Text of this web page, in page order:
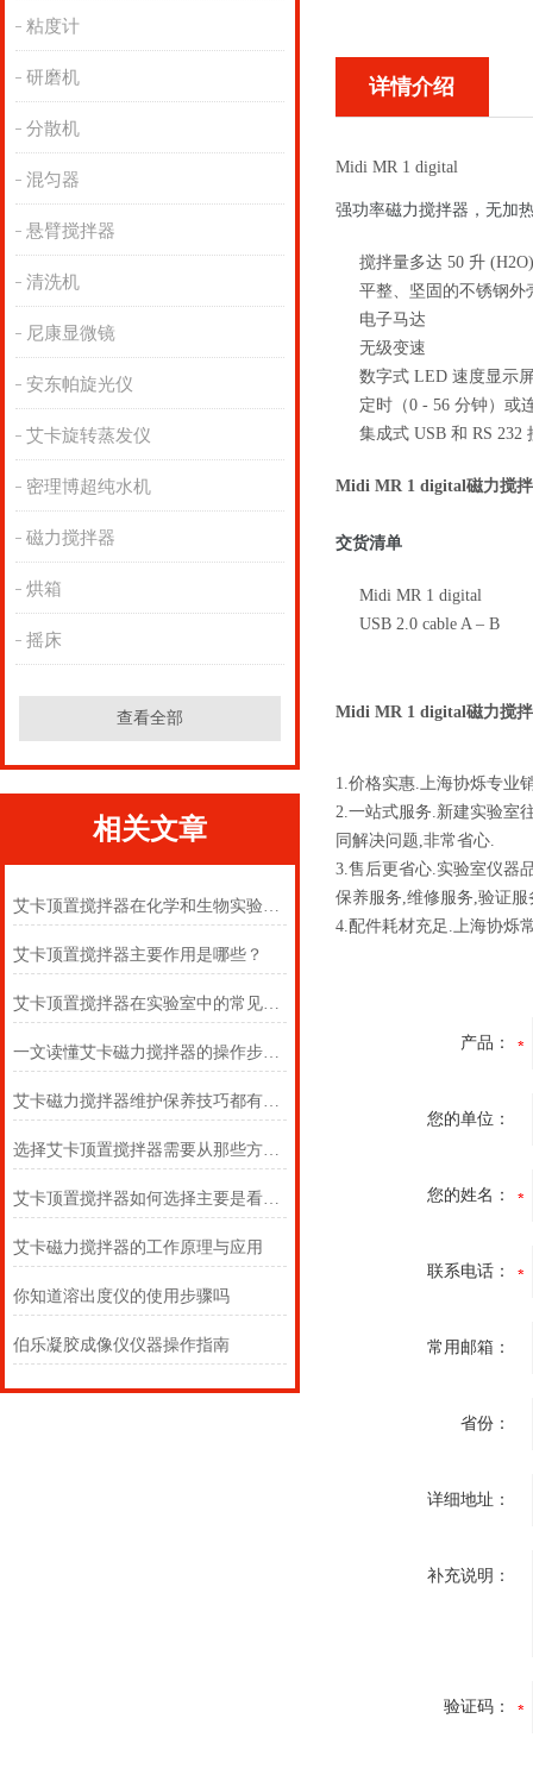
粘度计
研磨机
分散机
混匀器
悬臂搅拌器
清洗机
尼康显微镜
安东帕旋光仪
艾卡旋转蒸发仪
密理博超纯水机
磁力搅拌器
烘箱
摇床
查看全部
相关文章
艾卡顶置搅拌器在化学和生物实验室中的作用
艾卡顶置搅拌器主要作用是哪些？
艾卡顶置搅拌器在实验室中的常见用途
一文读懂艾卡磁力搅拌器的操作步骤及注意事项
艾卡磁力搅拌器维护保养技巧都有什么呢？
选择艾卡顶置搅拌器需要从那些方面考虑
艾卡顶置搅拌器如何选择主要是看这些方面
艾卡磁力搅拌器的工作原理与应用
你知道溶出度仪的使用步骤吗
伯乐凝胶成像仪仪器操作指南
详情介绍
Midi MR 1 digital
强功率磁力搅拌器，无加
搅拌量多达 50 升 (H2O)
平整、坚固的不锈钢外
电子马达
无级变速
数字式 LED 速度显示
定时（0 - 56 分钟）或
集成式 USB 和 RS 232
Midi MR 1 digital磁力搅
交货清单
Midi MR 1 digital
USB 2.0 cable A – B
Midi MR 1 digital磁力搅
1.价格实惠.上海协烁专业
2.一站式服务.新建实验室
同解决问题,非常省心.
3.售后更省心.实验室仪器
保养服务,维修服务,验证
4.配件耗材充足.上海协烁
产品：
您的单位：
您的姓名：
联系电话：
常用邮箱：
省份：
详细地址：
补充说明：
验证码：